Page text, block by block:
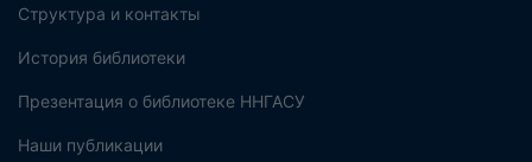
Структура и контакты
История библиотеки
Презентация о библиотеке ННГАСУ
Наши публикации